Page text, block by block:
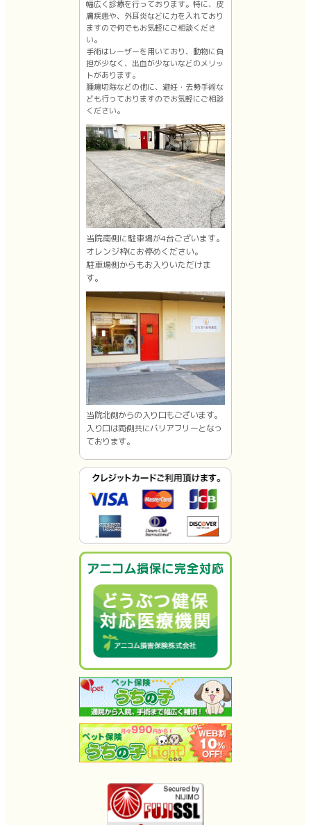
幅広く診療を行っております。特に、皮
膚疾患や、外耳炎などに力を入れており
ますので何でもお気軽にご相談くださ
い。
手術はレーザーを用いており、動物に負
担が少なく、出血が少ないなどのメリッ
トがあります。
腫瘍切除などの他に、避妊・去勢手術な
ども行っておりますのでお気軽にご相談
ください。
当院南側に駐車場が4台ございます。
オレンジ枠にお停めください。
駐車場側からもお入りいただけま
す。
当院北側からの入り口もございます。
入り口は両側共にバリアフリーとなっ
ております。